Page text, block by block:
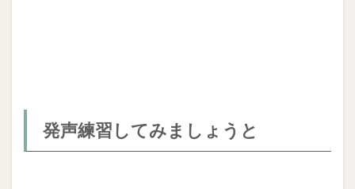
発声練習してみましょうと